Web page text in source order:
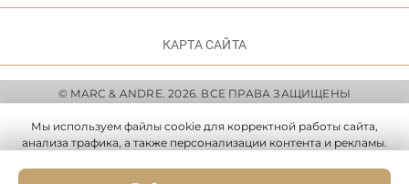
КАРТА САЙТА
© MARC & ANDRE. 2026. ВСЕ ПРАВА ЗАЩИЩЕНЫ
Мы используем файлы cookie для корректной работы сайта,
анализа трафика, а также персонализации контента и рекламы.
необязательные или задать собственные настройки.
Подробнее.